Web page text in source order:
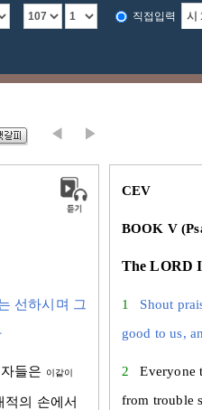
직접입력
선하시며 그
들은 이같이
적의 손에서
CEV
BOOK V
The LORD
1 Shout
good to us,
2Everyone
from trouble